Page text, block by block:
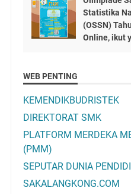
Statistika
(OSSN)
Online, ikut
WEB PENTING
KEMENDIKBUDRISTEK
DIREKTORAT SMK
PLATFORM MERDEKA
(PMM)
SEPUTAR DUNIA
SAKALANGKONG.COM